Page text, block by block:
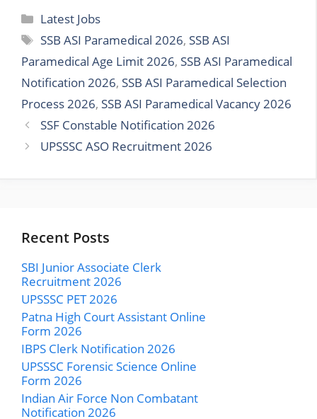
Categories
Latest Jobs
Tags
SSB ASI Paramedical 2026, SSB ASI
Paramedical Age Limit 2026, SSB ASI Paramedical
Notification 2026, SSB ASI Paramedical Selection
Process 2026, SSB ASI Paramedical Vacancy 2026
SSF Constable Notification 2026
UPSSSC ASO Recruitment 2026
Recent Posts
SBI Junior Associate Clerk
Recruitment 2026
UPSSSC PET 2026
Patna High Court Assistant Online
Form 2026
IBPS Clerk Notification 2026
UPSSSC Forensic Science Online
Form 2026
Indian Air Force Non Combatant
Notification 2026